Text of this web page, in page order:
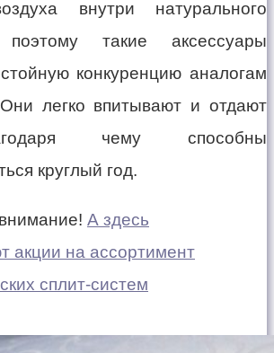
внутри натурального
поэтому такие аксессуары
конкуренцию аналогам
легко впитывают и отдают
чему способны
круглый год.
А здесь
акции на ассортимент
сплит-систем